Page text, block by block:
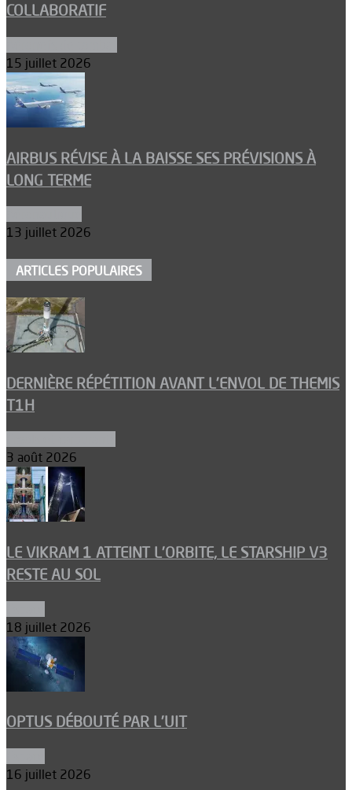
COLLABORATIF
15 juillet 2026
AIRBUS RÉVISE À LA BAISSE SES PRÉVISIONS À
LONG TERME
13 juillet 2026
ARTICLES POPULAIRES
DERNIÈRE RÉPÉTITION AVANT L’ENVOL DE THEMIS
T1H
3 août 2026
LE VIKRAM 1 ATTEINT L’ORBITE, LE STARSHIP V3
RESTE AU SOL
18 juillet 2026
OPTUS DÉBOUTÉ PAR L’UIT
16 juillet 2026